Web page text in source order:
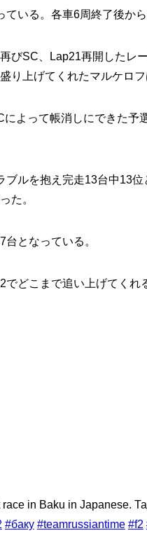
ている。各車6周終了後か
びSC、Lap21再開したレ
り上げてくれたマルケロフ
よって帳消しにできた予
ブルを抱え完走13台中13
た。
となっている。
どこまで追い上げてくれ
in Baku in Japanese.
#баку #teamrussiantime #f2